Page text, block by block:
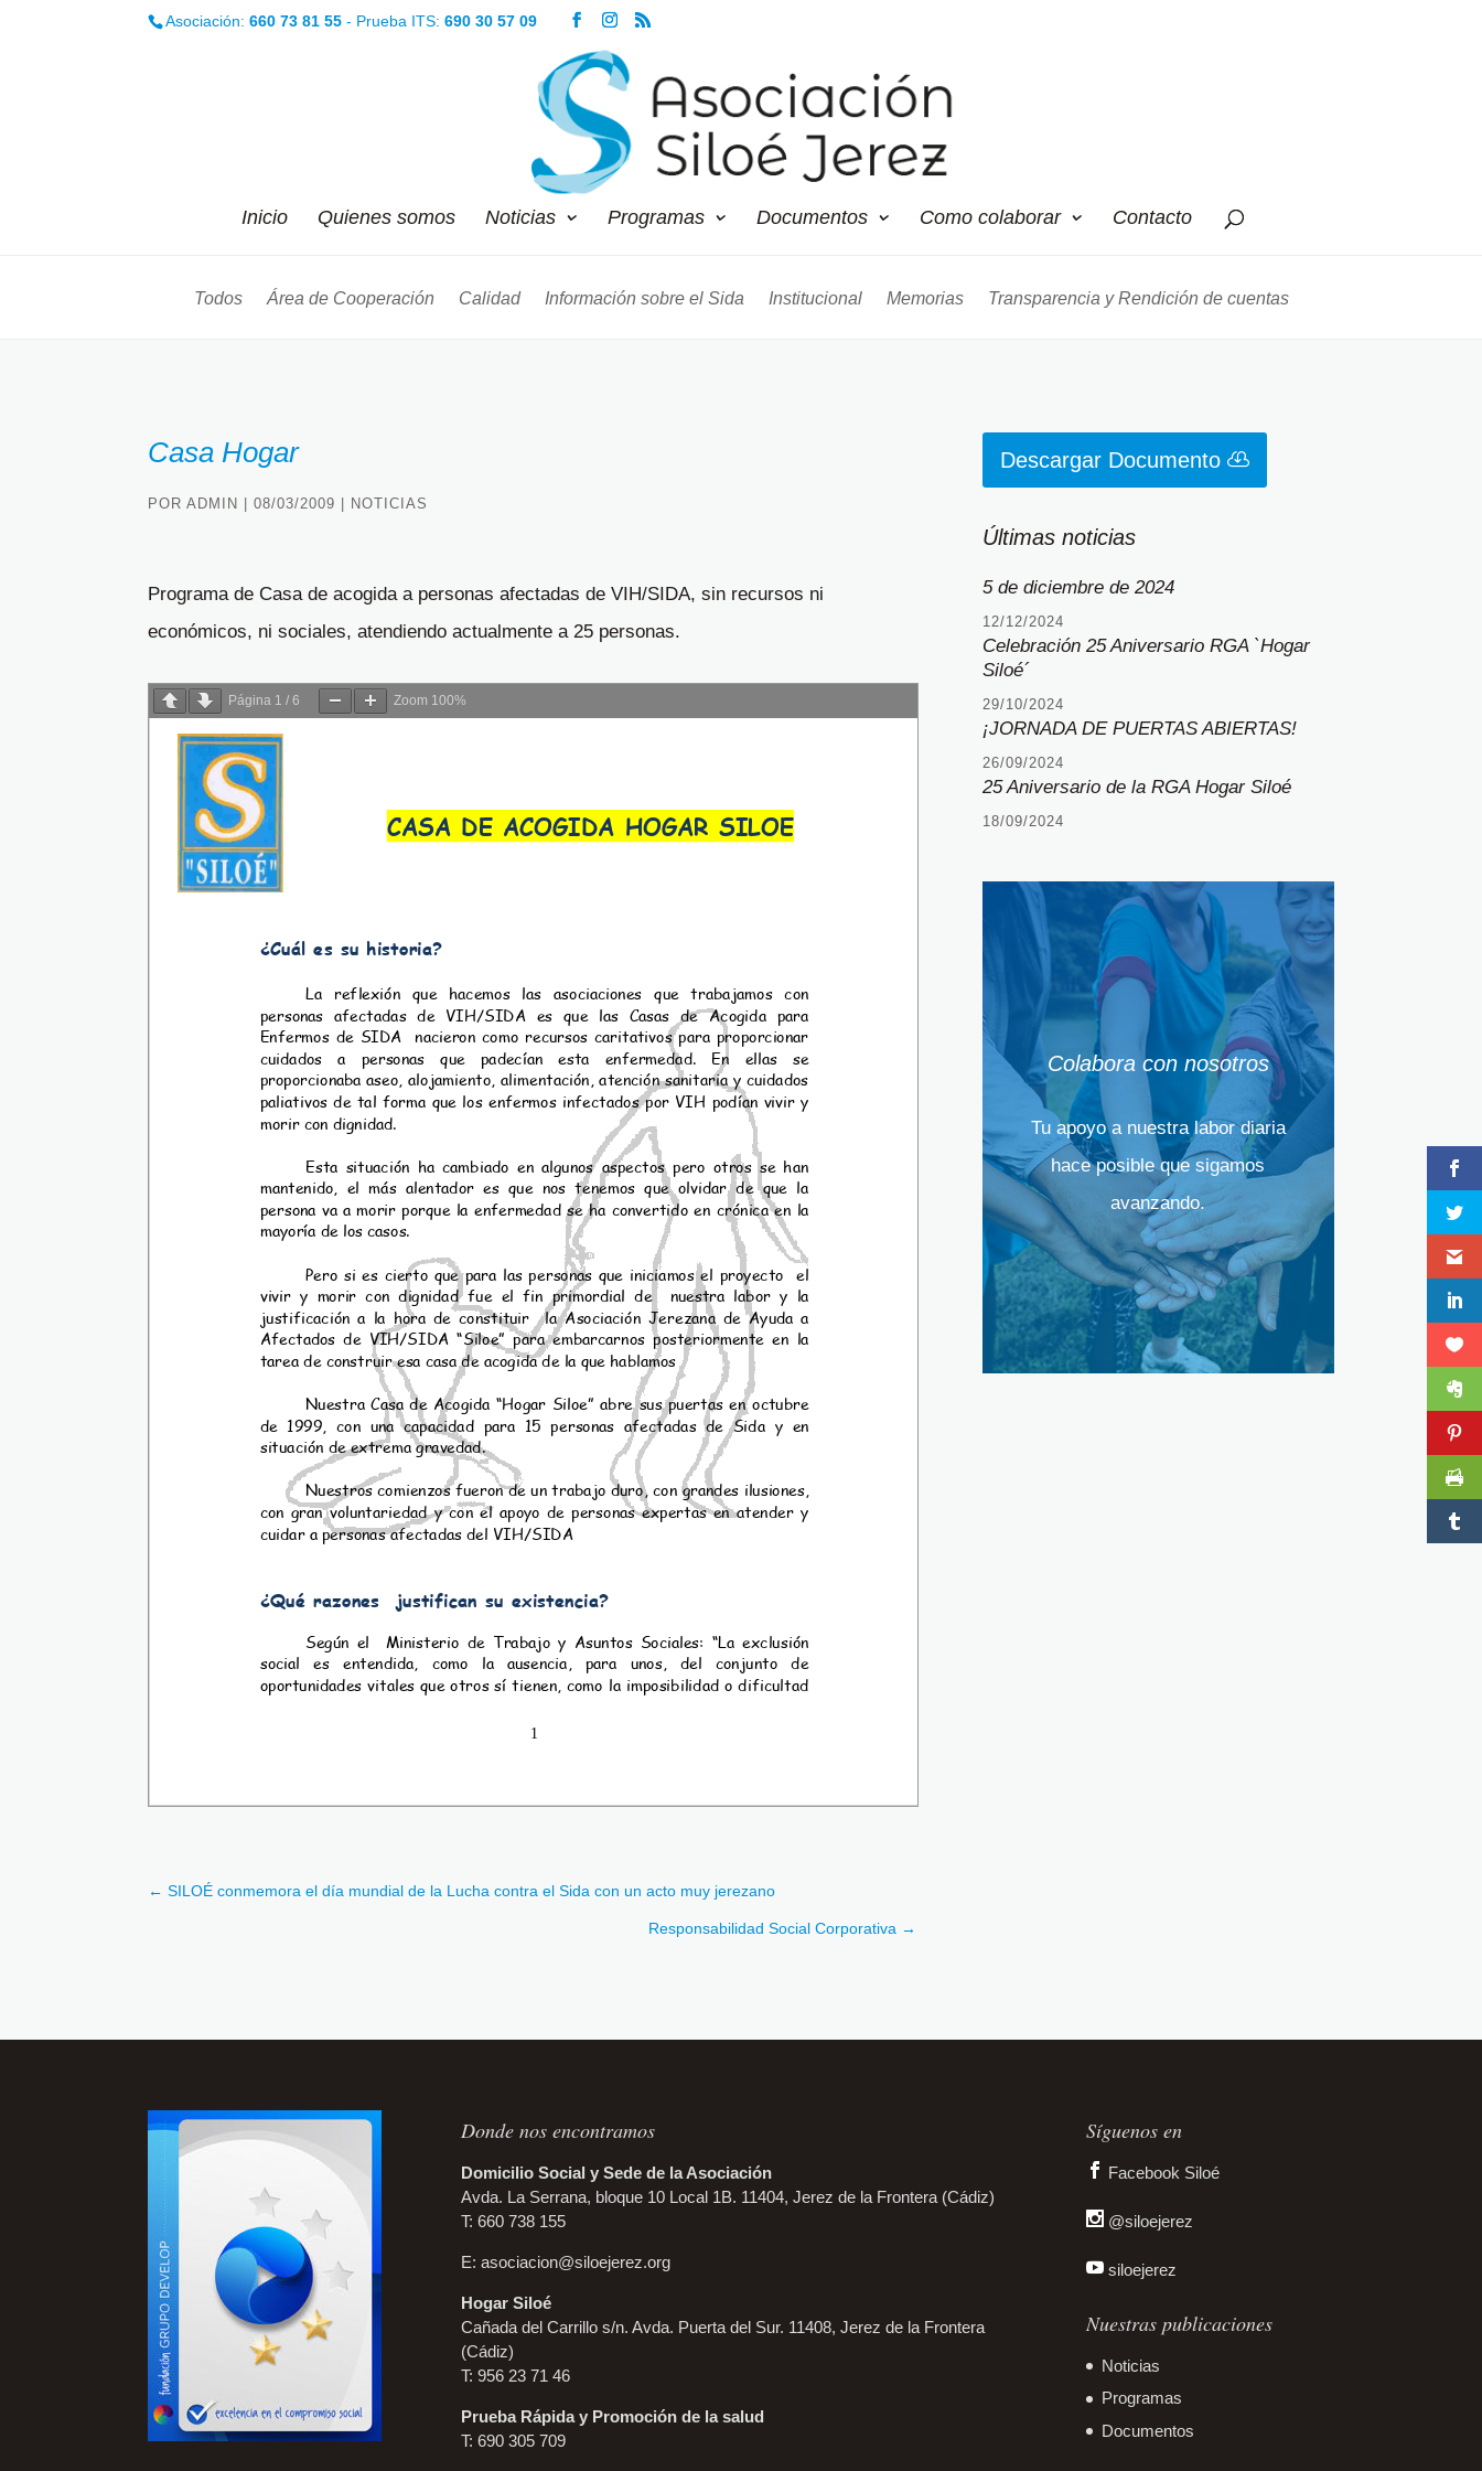
Asociación:660 73 81 55 - Prueba ITS:690 30 57 09
Inicio Quienes somos Noticias Programas Documentos Como colaborar Contacto
Todos Área de Cooperación Calidad Información sobre el Sida Institucional Memorias Transparencia y Rendición de cuentas
Casa Hogar
PORADMIN |08/03/2009 NOTICIAS
Programa de Casa de acogida a personas afectadas de VIH/SIDA, sin recursos ni
económicos, ni sociales, atendiendo actualmente a 25 personas.
Página 1 /6 Zoom 100%
←SILOÉ conmemora el día mundial de la Lucha contra el Sida con un acto muy jerezano
Responsabilidad Social Corporativa →
Descargar Documento
Últimas noticias
5 de diciembre de 2024
12/12/2024
Celebración 25 Aniversario RGA `Hogar
Siloé´
29/10/2024
¡JORNADA DE PUERTAS ABIERTAS!
26/09/2024
25 Aniversario de la RGA Hogar Siloé
18/09/2024
Colabora con nosotros
Tu apoyo a nuestra labor diaria
hace posible que sigamos
avanzando.
Donde nos encontramos
Domicilio Social y Sede de la Asociación
Avda. La Serrana, bloque 10 Local 1B. 11404, Jerez de la Frontera (Cádiz)
T: 660 738 155
E: asociacion@siloejerez.org
Hogar Siloé
Cañada del Carrillo s/n. Avda. Puerta del Sur. 11408, Jerez de la Frontera
(Cádiz)
T: 956 23 71 46
Prueba Rápida y Promoción de la salud
T: 690 305 709
Síguenos en
Facebook Siloé
@siloejerez
siloejerez
Nuestras publicaciones
Noticias
Programas
Documentos